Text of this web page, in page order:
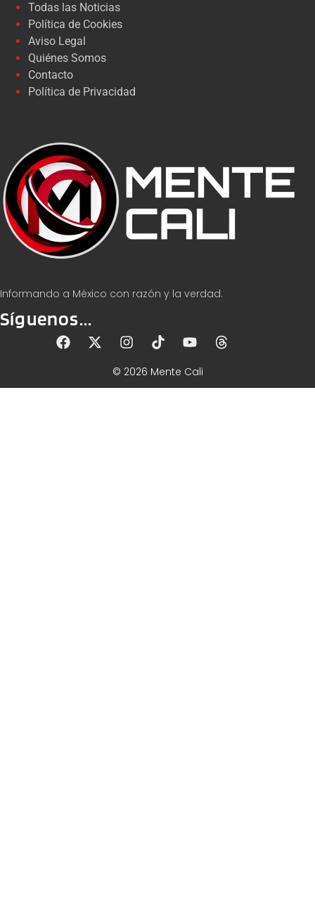
Informando a México con razón y la verdad.
Síguenos...
Todas las Noticias
Política de Cookies
Aviso Legal
Quiénes Somos
Contacto
Política de Privacidad
© 2026 Mente Cali